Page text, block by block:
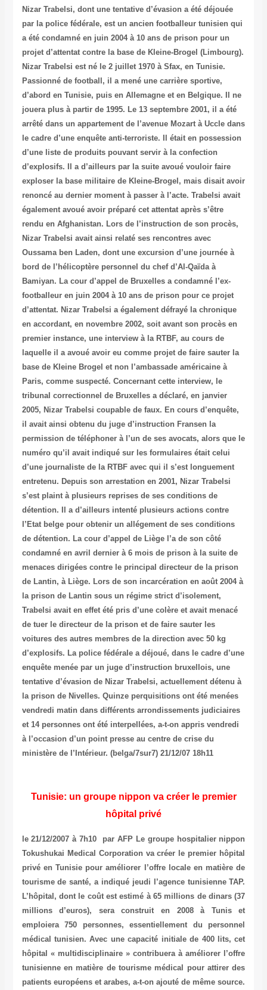
Nizar Trabelsi, dont une tentative d’évasion a été déjouée
par la police fédérale, est un ancien footballeur tunisien qui
a été condamné en juin 2004 à 10 ans de prison pour un
projet d’attentat contre la base de Kleine-Brogel (Limbourg).
Nizar Trabelsi est né le 2 juillet 1970 à Sfax, en Tunisie.
Passionné de football, il a mené une carrière sportive,
d’abord en Tunisie, puis en Allemagne et en Belgique. Il ne
jouera plus à partir de 1995. Le 13 septembre 2001, il a été
arrêté dans un appartement de l’avenue Mozart à Uccle dans
le cadre d’une enquête anti-terroriste. Il était en possession
d’une liste de produits pouvant servir à la confection
d’explosifs. Il a d’ailleurs par la suite avoué vouloir faire
exploser la base militaire de Kleine-Brogel, mais disait avoir
renoncé au dernier moment à passer à l’acte. Trabelsi avait
également avoué avoir préparé cet attentat après s’être
rendu en Afghanistan. Lors de l’instruction de son procès,
Nizar Trabelsi avait ainsi relaté ses rencontres avec
Oussama ben Laden, dont une excursion d’une journée à
bord de l’hélicoptère personnel du chef d’Al-Qaïda à
Bamiyan. La cour d’appel de Bruxelles a condamné l’ex-
footballeur en juin 2004 à 10 ans de prison pour ce projet
d’attentat. Nizar Trabelsi a également défrayé la chronique
en accordant, en novembre 2002, soit avant son procès en
premier instance, une interview à la RTBF, au cours de
laquelle il a avoué avoir eu comme projet de faire sauter la
base de Kleine Brogel et non l’ambassade américaine à
Paris, comme suspecté. Concernant cette interview, le
tribunal correctionnel de Bruxelles a déclaré, en janvier
2005, Nizar Trabelsi coupable de faux. En cours d’enquête,
il avait ainsi obtenu du juge d’instruction Fransen la
permission de téléphoner à l’un de ses avocats, alors que le
numéro qu’il avait indiqué sur les formulaires était celui
d’une journaliste de la RTBF avec qui il s’est longuement
entretenu. Depuis son arrestation en 2001, Nizar Trabelsi
s’est plaint à plusieurs reprises de ses conditions de
détention. Il a d’ailleurs intenté plusieurs actions contre
l’Etat belge pour obtenir un allégement de ses conditions
de détention. La cour d’appel de Liège l’a de son côté
condamné en avril dernier à 6 mois de prison à la suite de
menaces dirigées contre le principal directeur de la prison
de Lantin, à Liège. Lors de son incarcération en août 2004 à
la prison de Lantin sous un régime strict d’isolement,
Trabelsi avait en effet été pris d’une colère et avait menacé
de tuer le directeur de la prison et de faire sauter les
voitures des autres membres de la direction avec 50 kg
d’explosifs. La police fédérale a déjoué, dans le cadre d’une
enquête menée par un juge d’instruction bruxellois, une
tentative d’évasion de Nizar Trabelsi, actuellement détenu à
la prison de Nivelles. Quinze perquisitions ont été menées
vendredi matin dans différents arrondissements judiciaires
et 14 personnes ont été interpellées, a-t-on appris vendredi
à l’occasion d’un point presse au centre de crise du
ministère de l’Intérieur. (belga/7sur7) 21/12/07 18h11
Tunisie: un groupe nippon va créer le premier
hôpital privé
le 21/12/2007 à 7h10 par AFP Le groupe hospitalier nippon
Tokushukai Medical Corporation va créer le premier hôpital
privé en Tunisie pour améliorer l’offre locale en matière de
tourisme de santé, a indiqué jeudi l’agence tunisienne TAP.
L’hôpital, dont le coût est estimé à 65 millions de dinars (37
millions d’euros), sera construit en 2008 à Tunis et
emploiera 750 personnes, essentiellement du personnel
médical tunisien. Avec une capacité initiale de 400 lits, cet
hôpital « multidisciplinaire » contribuera à améliorer l’offre
tunisienne en matière de tourisme médical pour attirer des
patients européens et arabes, a-t-on ajouté de même source.